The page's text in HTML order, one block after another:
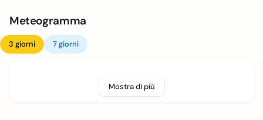
Meteogramma
3 giorni 7 giorni
Mostra di più